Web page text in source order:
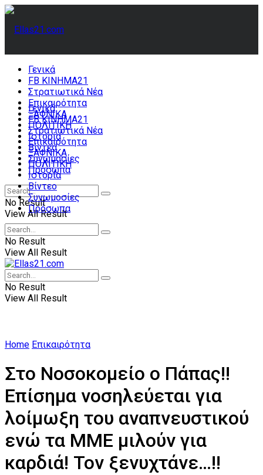
Γενικά
FB ΚΙΝΗΜΑ21
Στρατιωτικά Νέα
Επικαιρότητα
ΞΑΦΝΙΚΑ
ΠΟΛΙΤΙΚΗ
Ιστορία
Βίντεο
Συνωμοσίες
Πρόσωπα
No Result
View All Result
Γενικά
FB ΚΙΝΗΜΑ21
Στρατιωτικά Νέα
Επικαιρότητα
ΞΑΦΝΙΚΑ
ΠΟΛΙΤΙΚΗ
Ιστορία
Βίντεο
Συνωμοσίες
Πρόσωπα
No Result
View All Result
No Result
View All Result
Home Επικαιρότητα
Στο Νοσοκομείο ο Πάπας!!
Επίσημα νοσηλεύεται για
λοίμωξη του αναπνευστικού
ενώ τα ΜΜΕ μιλούν για
καρδιά! Τον ξενυχτάνε…!!